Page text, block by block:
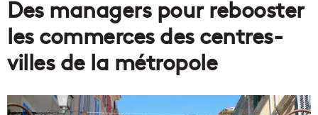
Des managers pour rebooster
les commerces des centres-
villes de la métropole